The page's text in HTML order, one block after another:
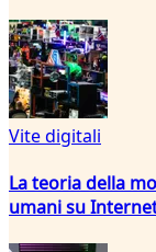
Vite digitali
La teoria della
umani su